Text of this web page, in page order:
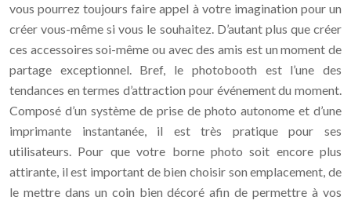
vous pourrez toujours faire appel à votre imagination pour un
créer vous-même si vous le souhaitez. D’autant plus que créer
ces accessoires soi-même ou avec des amis est un moment de
partage exceptionnel. Bref, le photobooth est l’une des
tendances en termes d’attraction pour événement du moment.
Composé d’un système de prise de photo autonome et d’une
imprimante instantanée, il est très pratique pour ses
utilisateurs. Pour que votre borne photo soit encore plus
attirante, il est important de bien choisir son emplacement, de
le mettre dans un coin bien décoré afin de permettre à vos